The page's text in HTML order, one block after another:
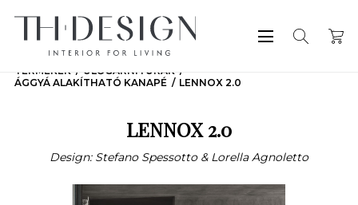
TERMÉKEK
ÜLŐGARNITÚRÁK
ÁGGYÁ ALAKÍTHATÓ KANAPÉ
LENNOX 2.0
LENNOX 2.0
Design: Stefano Spessotto & Lorella Agnoletto